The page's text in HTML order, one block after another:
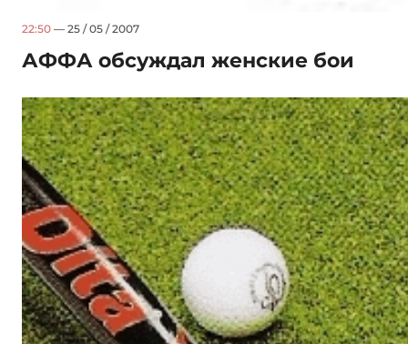
22:50 — 25 / 05 / 2007
АФФА обсуждал женские бои